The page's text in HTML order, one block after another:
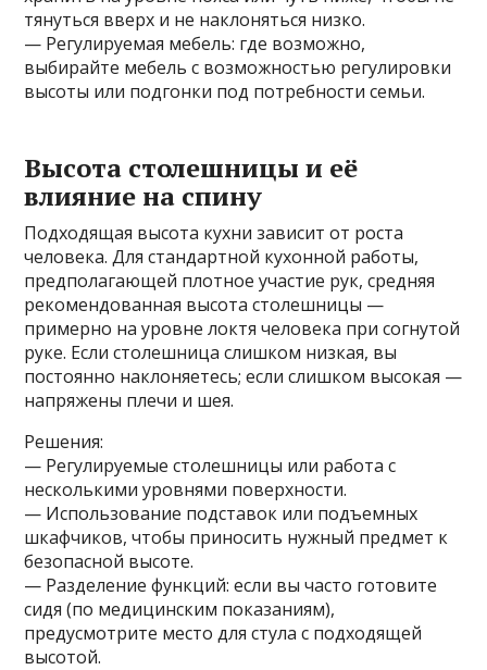
тянуться вверх и не наклоняться низко.
— Регулируемая мебель: где возможно,
выбирайте мебель с возможностью регулировки
высоты или подгонки под потребности семьи.
Высота столешницы и её
влияние на спину
Подходящая высота кухни зависит от роста
человека. Для стандартной кухонной работы,
предполагающей плотное участие рук, средняя
рекомендованная высота столешницы —
примерно на уровне локтя человека при согнутой
руке. Если столешница слишком низкая, вы
постоянно наклоняетесь; если слишком высокая —
напряжены плечи и шея.
Решения:
— Регулируемые столешницы или работа с
несколькими уровнями поверхности.
— Использование подставок или подъемных
шкафчиков, чтобы приносить нужный предмет к
безопасной высоте.
— Разделение функций: если вы часто готовите
сидя (по медицинским показаниям),
предусмотрите место для стула с подходящей
высотой.